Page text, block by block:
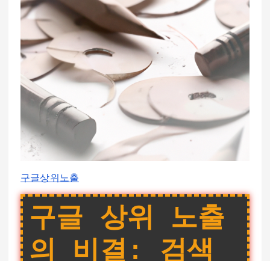
구글상위노출
구글 상위 노출
의 비결: 검색